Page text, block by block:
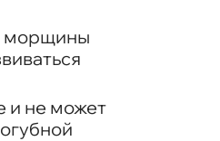
морщины
и не может